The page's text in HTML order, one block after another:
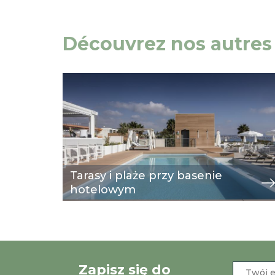
Découvrez nos
Tarasy i plaże przy basenie
hotelowym
Zapisz się do